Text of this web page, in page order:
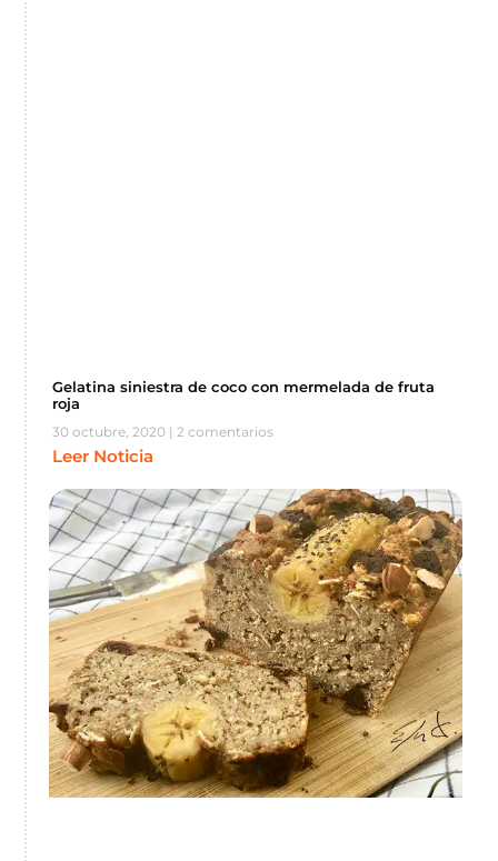
Gelatina siniestra de coco con mermelada de fruta
roja
30 octubre, 2020 2 comentarios
Leer Noticia